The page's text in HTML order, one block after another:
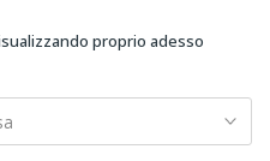
proprio adesso